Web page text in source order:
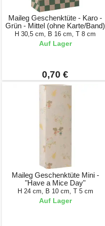
Maileg Geschenktüte - Karo -
Grün - Mittel (ohne Karte/Band)
H 30,5 cm, B 16 cm, T 8 cm
Auf Lager
0,70 €
Maileg Geschenktüte Mini -
"Have a Mice Day"
H 24 cm, B 10 cm, T 5 cm
Auf Lager